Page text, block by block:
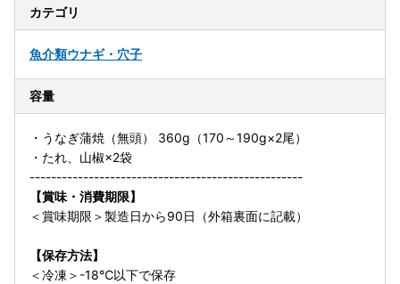
カテゴリ
魚介類ウナギ・穴子
容量
・うなぎ蒲焼（無頭） 360g（170～190g×2尾）
・たれ、山椒×2袋
---------------------------------------------------
【賞味・消費期限】
＜賞味期限＞製造日から90日（外箱裏面に記載）
【保存方法】
＜冷凍＞-18℃以下で保存